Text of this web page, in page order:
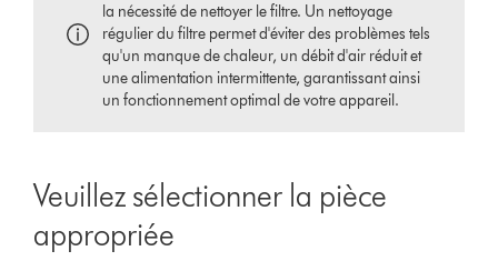
la nécessité de nettoyer le filtre. Un nettoyage
régulier du filtre permet d'éviter des problèmes tels
qu'un manque de chaleur, un débit d'air réduit et
une alimentation intermittente, garantissant ainsi
un fonctionnement optimal de votre appareil.
Veuillez sélectionner la pièce
appropriée